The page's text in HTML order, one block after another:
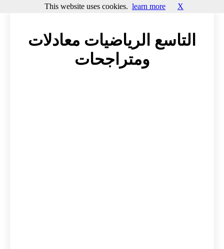
التاسع الرياضيات معادلات
ومتراجحات
This website uses cookies. learn more X